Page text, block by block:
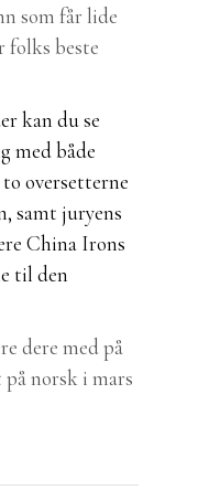
som får lide
beste
kan du se
med både
oversetterne
samt juryens
China Irons
til den
dere med på
norsk i mars